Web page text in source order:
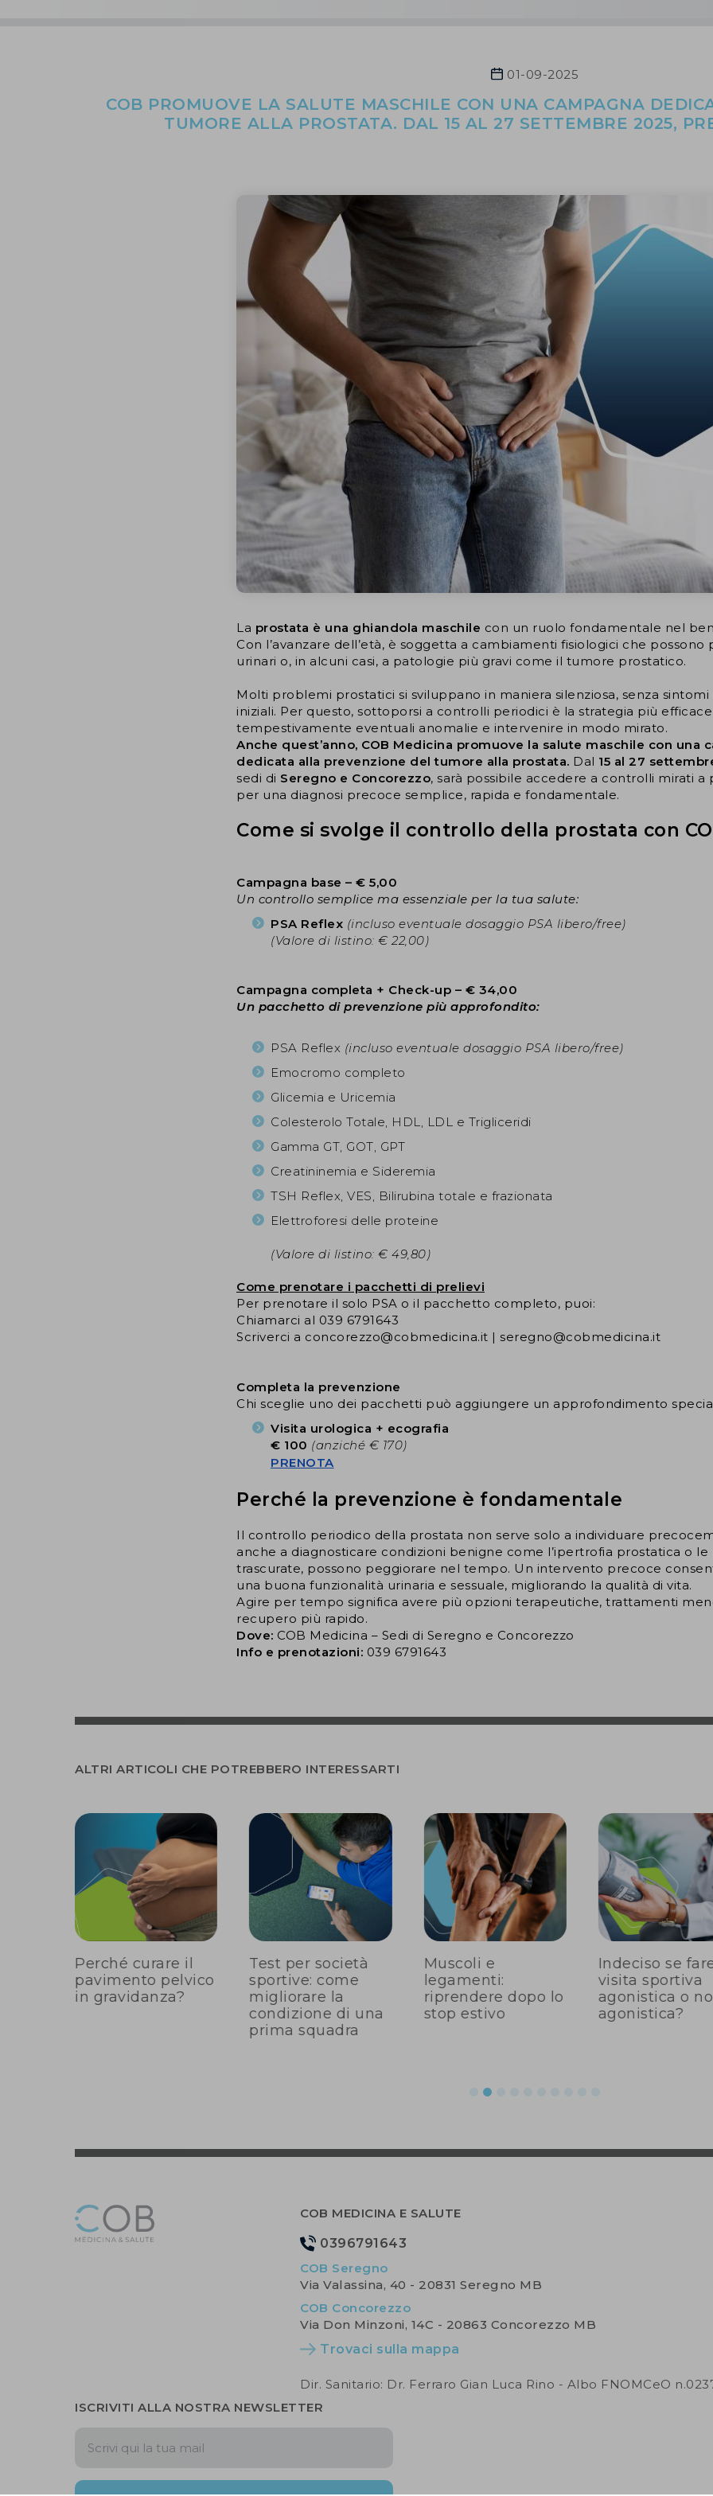
01-09-2025
COB PROMUOVE LA SALUTE MASCHILE CON UNA CAMPAGNA
TUMORE ALLA PROSTATA. DAL 15 AL 27 SETTEMBRE 2025,
La prostata è una ghiandola maschile con un ruolo fondamentale nel
Con l’avanzare dell’età, è soggetta a cambiamenti fisiologici che
urinari o, in alcuni casi, a patologie più gravi come il tumore prostatico.
Molti problemi prostatici si sviluppano in maniera silenziosa, senza
iniziali. Per questo, sottoporsi a controlli periodici è la strategia più
tempestivamente eventuali anomalie e intervenire in modo mirato.
Anche quest’anno, COB Medicina promuove la salute maschile con una
dedicata alla prevenzione del tumore alla prostata. Dal 15 al 27
sedi di Seregno e Concorezzo, sarà possibile accedere a controlli mirati a
per una diagnosi precoce semplice, rapida e fondamentale.
Come si svolge il controllo della prostata con
Campagna base – € 5,00
Un controllo semplice ma essenziale per la tua salute:
PSA Reflex (incluso eventuale dosaggio PSA libero/free)
(Valore di listino: € 22,00)
Campagna completa + Check-up – € 34,00
Un pacchetto di prevenzione più approfondito:
PSA Reflex (incluso eventuale dosaggio PSA libero/free)
Emocromo completo
Glicemia e Uricemia
Colesterolo Totale, HDL, LDL e Trigliceridi
Gamma GT, GOT, GPT
Creatininemia e Sideremia
TSH Reflex, VES, Bilirubina totale e frazionata
Elettroforesi delle proteine
(Valore di listino: € 49,80)
Come prenotare i pacchetti di prelievi
Per prenotare il solo PSA o il pacchetto completo, puoi:
Chiamarci al 039 6791643
Scriverci a concorezzo@cobmedicina.it | seregno@cobmedicina.it
Completa la prevenzione
Chi sceglie uno dei pacchetti può aggiungere un approfondimento
Visita urologica + ecografia
€ 100 (anziché € 170)
PRENOTA
Perché la prevenzione è fondamentale
Il controllo periodico della prostata non serve solo a individuare
anche a diagnosticare condizioni benigne come l’ipertrofia prostatica o le
trascurate, possono peggiorare nel tempo. Un intervento precoce
una buona funzionalità urinaria e sessuale, migliorando la qualità di vita.
Agire per tempo significa avere più opzioni terapeutiche, trattamenti
recupero più rapido.
Dove: COB Medicina – Sedi di Seregno e Concorezzo
Info e prenotazioni: 039 6791643
ALTRI ARTICOLI CHE POTREBBERO INTERESSARTI
Perché curare il
pavimento pelvico
in gravidanza?
Test per società
sportive: come
migliorare la
condizione di una
prima squadra
Muscoli e
legamenti:
riprendere dopo lo
stop estivo
Indeciso se
visita sportiva
agonistica o
agonistica?
COB MEDICINA E SALUTE
0396791643
COB Seregno
Via Valassina, 40 - 20831 Seregno MB
COB Concorezzo
Via Don Minzoni, 14C - 20863 Concorezzo MB
Trovaci sulla mappa
Dir. Sanitario: Dr. Ferraro Gian Luca Rino - Albo FNOMCeO
ISCRIVITI ALLA NOSTRA NEWSLETTER